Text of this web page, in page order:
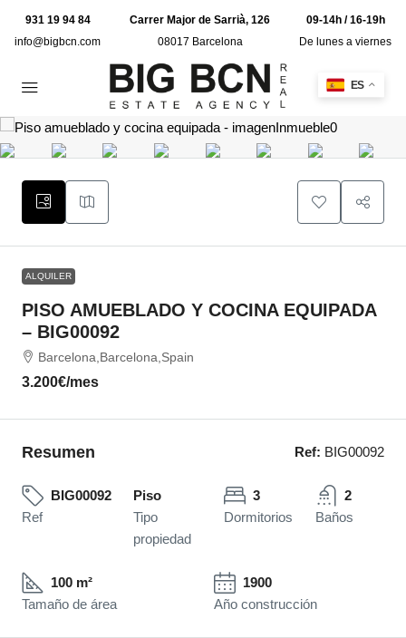
931 19 94 84
info@bigbcn.com
Carrer Major de Sarrià, 126
08017 Barcelona
09-14h / 16-19h
De lunes a viernes
ALQUILER
PISO AMUEBLADO Y COCINA EQUIPADA
– BIG00092
Barcelona,Barcelona,Spain
3.200€/mes
Resumen Ref: BIG00092
BIG00092
Ref
Piso
Tipo
propiedad
3
Dormitorios
2
Baños
100 m²
Tamaño de área
1900
Año construcción
ES